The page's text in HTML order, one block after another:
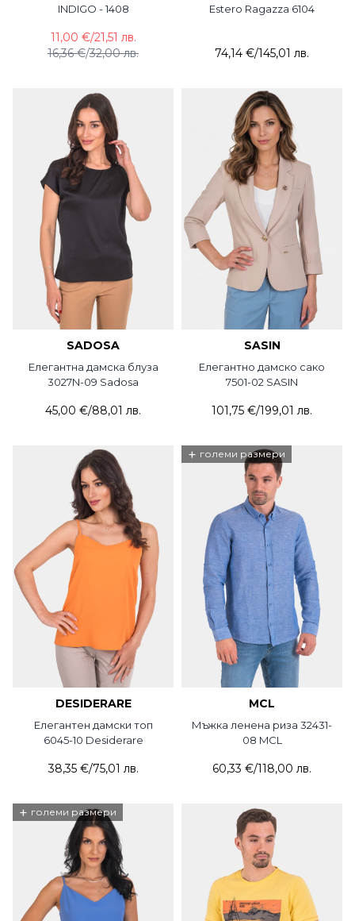
INDIGO - 1408
16,36 €/32,00 лв.
11,00 €/21,51 лв.
Estero Ragazza 6104
74,14 €/145,01 лв.
SADOSA
Елегантна дамска блуза
3027N-09 Sadosa
45,00 €/88,01 лв.
SASIN
Елегантно дамско сако
7501-02 SASIN
101,75 €/199,01 лв.
DESIDERARE
Елегантен дамски топ
6045-10 Desiderare
38,35 €/75,01 лв.
+ големи размери
MCL
Мъжка ленена риза 32431-
08 MCL
60,33 €/118,00 лв.
+ големи размери